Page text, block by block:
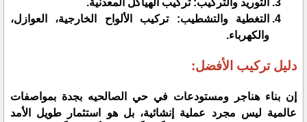
​التوريد والتركيب: تركيب الهياكل المعدنية.
​التغطية والتشطيب: تركيب الألواح الخارجية، العوازل،
والكهرباء.
​دليل تركيب الأفضل:
​إن بناء هناجر ومستودعات في حي الصالحيه بجدة بمواصفات
عالمية ليس مجرد عملية إنشائية، بل هو استثمار طويل الأمد